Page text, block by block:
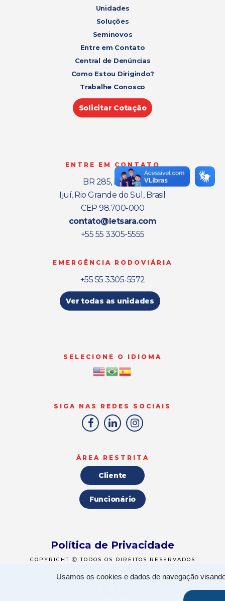
Usamos os cookies e dados de navegação
Unidades
Soluções
Seminovos
Entre em Contato
Central de Denúncias
Como Estou Dirigindo?
Trabalhe Conosco
Solicitar Cotação
ENTRE EM CONTATO
BR 285, Km 461
Ijuí, Rio Grande do Sul, Brasil
CEP 98.700-000
contato@letsara.com
+55 55 3305-5555
EMERGÊNCIA RODOVIÁRIA
+55 55 3305-5572
Ver todas as unidades
SELECIONE O IDIOMA
SIGA NAS REDES SOCIAIS
ÁREA RESTRITA
Cliente
Funcionário
Política de Privacidade
COPYRIGHT Ⓒ TODOS OS DIREITOS RESERVADOS